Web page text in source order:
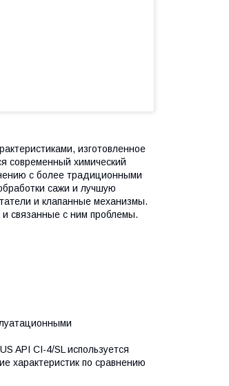
изготовленное
современный химический
с более традиционными
сажи и лучшую
и клапанные механизмы.
связанные с ним проблемы.
API CI-4/SL используется
характеристик по сравнению